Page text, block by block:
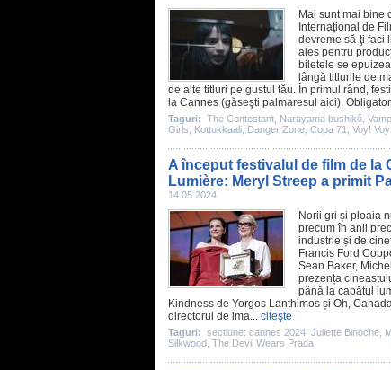
Mai sunt mai bine
Internațional de
devreme să-ţi faci
ales pentru
biletele se
lângă titlurile de
de alte titluri pe gustul tău. În primul rând,
la Cannes (găseşti palmaresul aici).
Taguri: The Contestant Narayama bushikô
Girls
Kottukkaali Danger Zone Copa 71 Voy!
A început festivalul de film de la
Lumière: Meryl Streep a primit
14.05.2024
Norii gri și ploaia
precum în anii
industrie și de
Francis Ford
Sean Baker,
prezența
până la capătul
Kindness de Yorgos Lanthimos și Oh,
directorul de ima... citeşte
Taguri: sectiune: cannes 2024 Juliette Binoche
Silkwood The Devil Wears Prada